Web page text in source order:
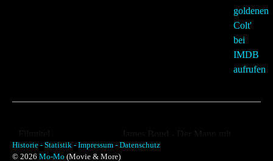
Filmtitel
James Bond - Der Mann mit
dem goldenen Colt
Historie - Statistik - Impressum - Datenschutz
© 2026 Mo-Mo (Movie & More)